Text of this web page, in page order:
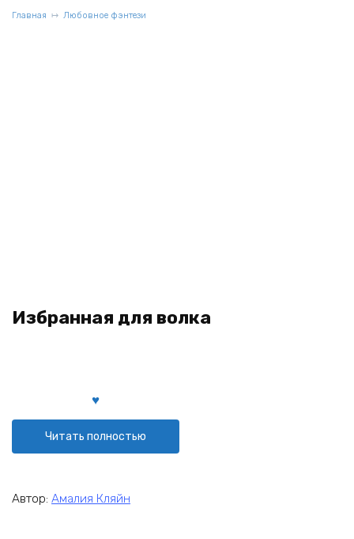
Главная Любовное фэнтези
Избранная для волка
Читать полностью
Автор: Амалия Кляйн